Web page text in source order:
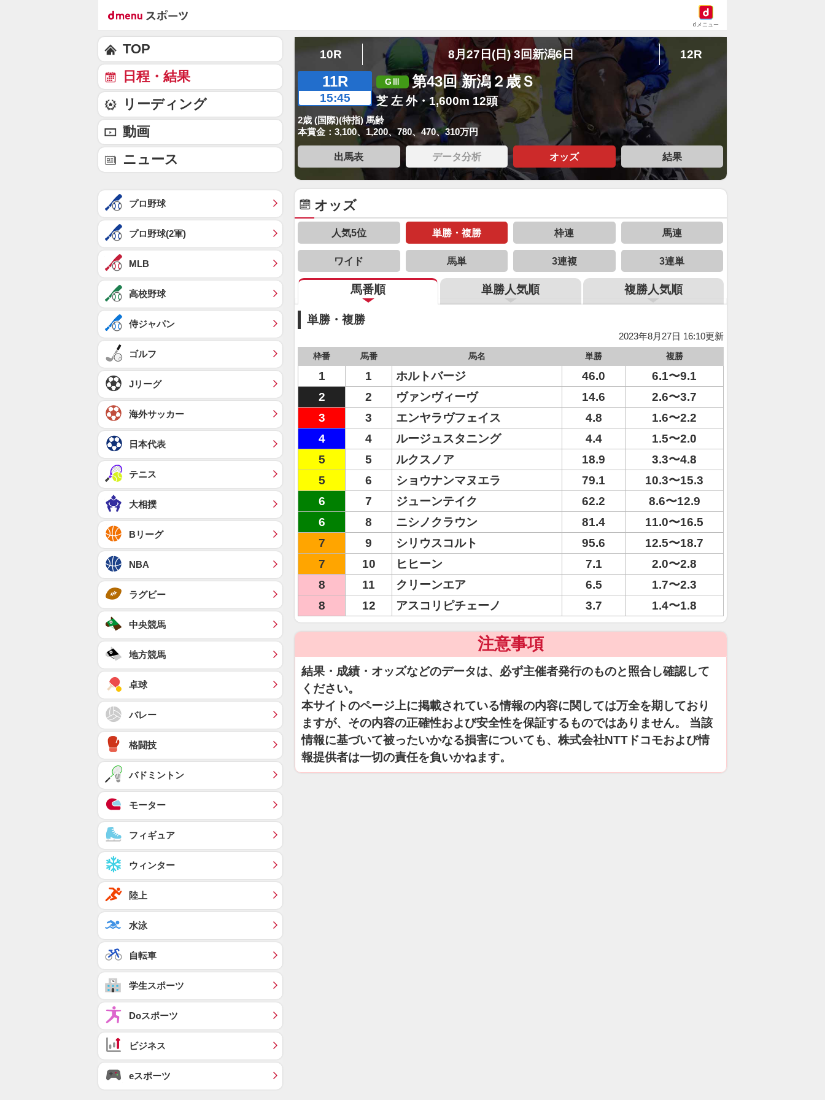
dメニュー
10R 8月27日(日) 3回新潟6日 12R
11R
15:45
第43回 新潟２歳Ｓ
芝 左 外・1,600m 12頭
2歳 (国際)(特指) 馬齢
本賞金：3,100、1,200、780、470、310万円
出馬表 データ分析 オッズ 結果
オッズ
人気5位 単勝・複勝 枠連 馬連
ワイド 馬単 3連複 3連単
馬番順 単勝人気順 複勝人気順
単勝・複勝
2023年8月27日 16:10更新
枠番 馬番 馬名 単勝 複勝
1 1 ホルトバージ 46.0
6.1〜9.1
2
2 ヴァンヴィーヴ 14.6
2.6〜3.7
3
3 エンヤラヴフェイス 4.8
1.6〜2.2
4
4 ルージュスタニング 4.4
1.5〜2.0
5
5 ルクスノア 18.9
3.3〜4.8
5
6 ショウナンマヌエラ 79.1
10.3〜15.3
6
7 ジューンテイク 62.2
8.6〜12.9
6
8 ニシノクラウン 81.4
11.0〜16.5
7
9 シリウスコルト 95.6
12.5〜18.7
7
10 ヒヒーン 7.1
2.0〜2.8
8
11 クリーンエア 6.5
1.7〜2.3
8
12 アスコリピチェーノ 3.7 1.4〜1.8
注意事項
結果・成績・オッズなどのデータは、必ず主催者発行のものと照合し確認して
ください。
本サイトのページ上に掲載されている情報の内容に関しては万全を期しており
ますが、その内容の正確性および安全性を保証するものではありません。 当該
情報に基づいて被ったいかなる損害についても、株式会社NTTドコモおよび情
報提供者は一切の責任を負いかねます。
TOP
日程・結果
リーディング
動画
ニュース
プロ野球
プロ野球(2軍)
MLB
高校野球
侍ジャパン
ゴルフ
Jリーグ
海外サッカー
日本代表
テニス
大相撲
Bリーグ
NBA
ラグビー
中央競馬
地方競馬
卓球
バレー
格闘技
バドミントン
モーター
フィギュア
ウィンター
陸上
水泳
自転車
学生スポーツ
Doスポーツ
ビジネス
eスポーツ